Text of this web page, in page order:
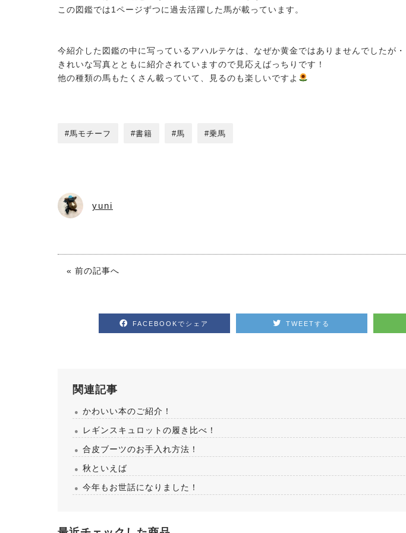
この図鑑では1ページずつに過去活躍した馬が載っています。
今紹介した図鑑の中に写っているアハルテケは、なぜか黄金ではありませんでしたが・
きれいな写真とともに紹介されていますので見応えばっちりです！
他の種類の馬もたくさん載っていて、見るのも楽しいですよ
馬モチーフ 書籍 馬 乗馬
yuni
« 前の記事へ
FACEBOOKでシェア TWEETする
関連記事
かわいい本のご紹介！
レギンスキュロットの履き比べ！
合皮ブーツのお手入れ方法！
秋といえば
今年もお世話になりました！